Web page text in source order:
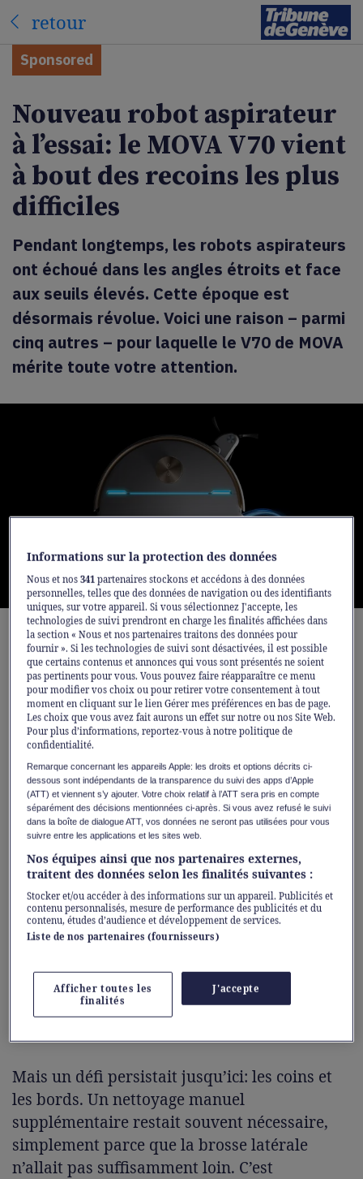
retour
Sponsored
Nouveau robot aspirateur
à l’essai: le MOVA V70 vient
à bout des recoins les plus
difficiles
Pendant longtemps, les robots aspirateurs
ont échoué dans les angles étroits et face
aux seuils élevés. Cette époque est
désormais révolue. Voici une raison – parmi
cinq autres – pour laquelle le V70 de MOVA
mérite toute votre attention.
Le MOVA V70est disponible dès
maintenant sur fust.ch. Un kit complet de
pièces de rechange est inclus dans la
livraison.
Acheter ici
Les robots aspirateurs s’imposent de plus en
plus dans les foyers suisses. Rien que sur
Galaxus.ch, leurs ventes ont progressé de
50% en 2025 par rapport à l’année
assistants autonomes éliminent la poussière
et lavent les sols en même temps, pour un
Mais un défi persistait jusqu’ici: les coins et
les bords. Un nettoyage manuel
supplémentaire restait souvent nécessaire,
simplement parce que la brosse latérale
n’allait pas suffisamment loin. C’est
Informations sur la protection des données
Nous et nos341 partenaires stockons et accédons à des données
personnelles, telles que des données de navigation ou des identifiants
uniques, sur votre appareil. Si vous sélectionnez J'accepte, les
technologies de suivi prendront en charge les finalités affichées dans
la section « Nous et nos partenaires traitons des données pour
fournir ». Si les technologies de suivi sont désactivées, il est possible
que certains contenus et annonces qui vous sont présentés ne soient
pas pertinents pour vous. Vous pouvez faire réapparaître ce menu
pour modifier vos choix ou pour retirer votre consentement à tout
moment en cliquant sur le lien Gérer mes préférences en bas de page.
Les choix que vous avez fait aurons un effet sur notre ou nos Site Web.
Pour plus d’informations, reportez-vous à notre politique de
confidentialité.
Remarque concernant les appareils Apple: les droits et options décrits ci-
dessous sont indépendants de la transparence du suivi des apps d’Apple
(ATT) et viennent s’y ajouter. Votre choix relatif à l’ATT sera pris en compte
séparément des décisions mentionnées ci-après. Si vous avez refusé le suivi
dans la boîte de dialogue ATT, vos données ne seront pas utilisées pour vous
suivre entre les applications et les sites web.
Nos équipes ainsi que nos partenaires externes,
traitent des données selon les finalités suivantes :
Stocker et/ou accéder à des informations sur un appareil. Publicités et
contenu personnalisés, mesure de performance des publicités et du
contenu, études d’audience et développement de services.
Liste de nos partenaires (fournisseurs)
Afficher toutes les
finalités
J'accepte